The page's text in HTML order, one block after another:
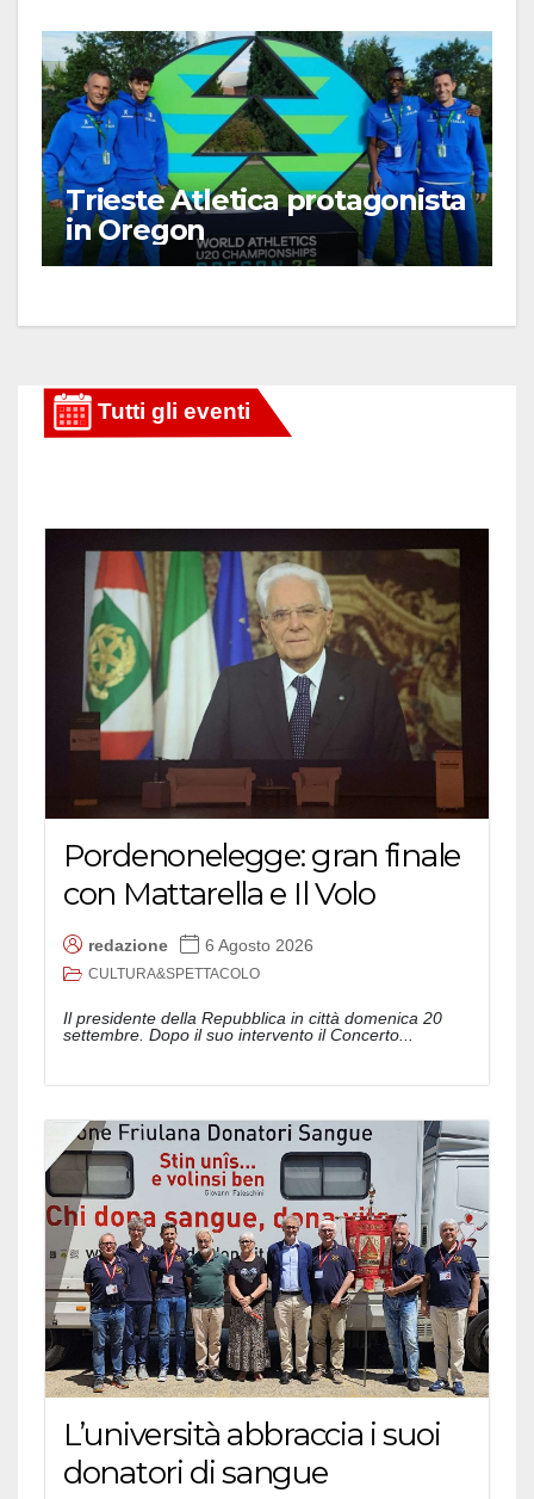
Trieste Atletica protagonista
in Oregon
Pordenonelegge: gran finale
con Mattarella e Il Volo
redazione 6 Agosto 2026
CULTURA&SPETTACOLO
Il presidente della Repubblica in città domenica 20
settembre. Dopo il suo intervento il Concerto...
L’università abbraccia i suoi
donatori di sangue